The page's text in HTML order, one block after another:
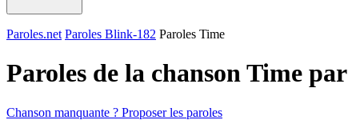
Paroles.net Paroles Blink-182 Paroles Time
Paroles de la chanson Time par
Chanson manquante ? Proposer les paroles